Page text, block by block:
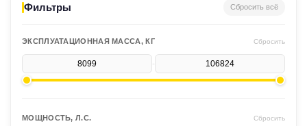
Фильтры Сбросить всё
ЭКСПЛУАТАЦИОННАЯ МАССА, КГ Сбросить
-
МОЩНОСТЬ, Л.С. Сбросить